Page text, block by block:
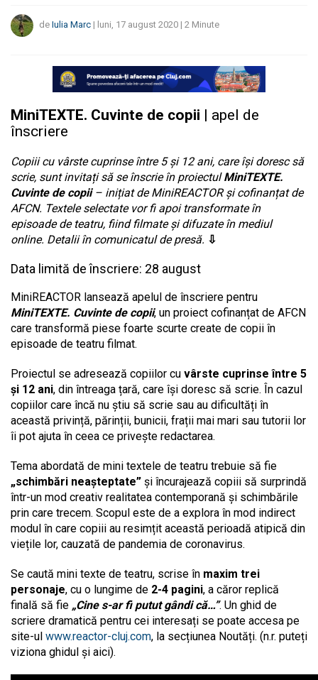
de Iulia Marc | luni, 17 august 2020 | 2 Minute
MiniTEXTE. Cuvinte de copii | apel de
înscriere
Copiii cu vârste cuprinse între 5 și 12 ani, care își doresc să
scrie, sunt invitați să se înscrie în proiectulMiniTEXTE.
Cuvinte de copii– inițiat de MiniREACTOR și cofinanțat de
AFCN. Textele selectate vor fi apoi transformate în
episoade de teatru, fiind filmate și difuzate în mediul
online. Detalii în comunicatul de presă. ⇩
Data limită de înscriere: 28 august
MiniREACTOR lansează apelul de înscriere pentru
MiniTEXTE. Cuvinte de copii, un proiect cofinanțat de AFCN
care transformă piese foarte scurte create de copii în
episoade de teatru filmat.
Proiectul se adresează copiilor cu vârste cuprinse între 5
și 12 ani, din întreaga țară, care își doresc să scrie. În cazul
copiilor care încă nu știu să scrie sau au dificultăți în
această privință, părinții, bunicii, frații mai mari sau tutorii lor
îi pot ajuta în ceea ce privește redactarea.
Tema abordată de mini textele de teatru trebuie să fie
„schimbări neașteptate” și încurajează copiii să surprindă
într-un mod creativ realitatea contemporană și schimbările
prin care trecem. Scopul este de a explora în mod indirect
modul în care copiii au resimțit această perioadă atipică din
viețile lor, cauzată de pandemia de coronavirus.
Se caută mini texte de teatru, scrise în maxim trei
personaje, cu o lungime de 2-4 pagini, a căror replică
finală să fie „Cine s-ar fi putut gândi că…”. Un ghid de
scriere dramatică pentru cei interesați se poate accesa pe
site-ul www.reactor-cluj.com, la secțiunea Noutăți. (n.r. puteți
viziona ghidul și aici).